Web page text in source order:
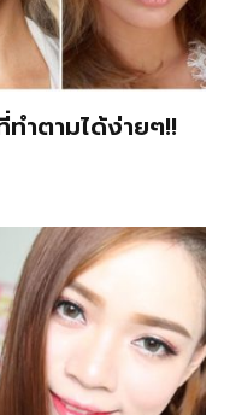
ำตามได้ง่ายๆ!!